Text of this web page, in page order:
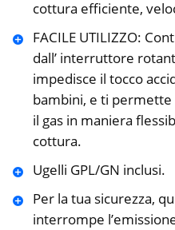
cottura efficiente,
FACILE UTILIZZO:
dall’ interruttore
impedisce il tocco
bambini, e ti
il gas in maniera
cottura.
Ugelli GPL/GN inclusi.
Per la tua sicurezza,
interrompe